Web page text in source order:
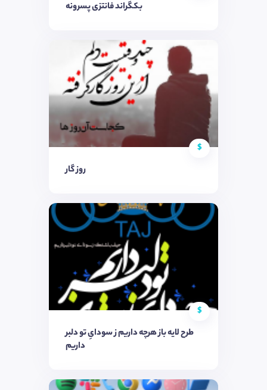
بکگراند فانتزی پسرونه
$
روز گار
$
طرح لایه باز هرچه داریم ز سودایِ تو دلبر
داریم